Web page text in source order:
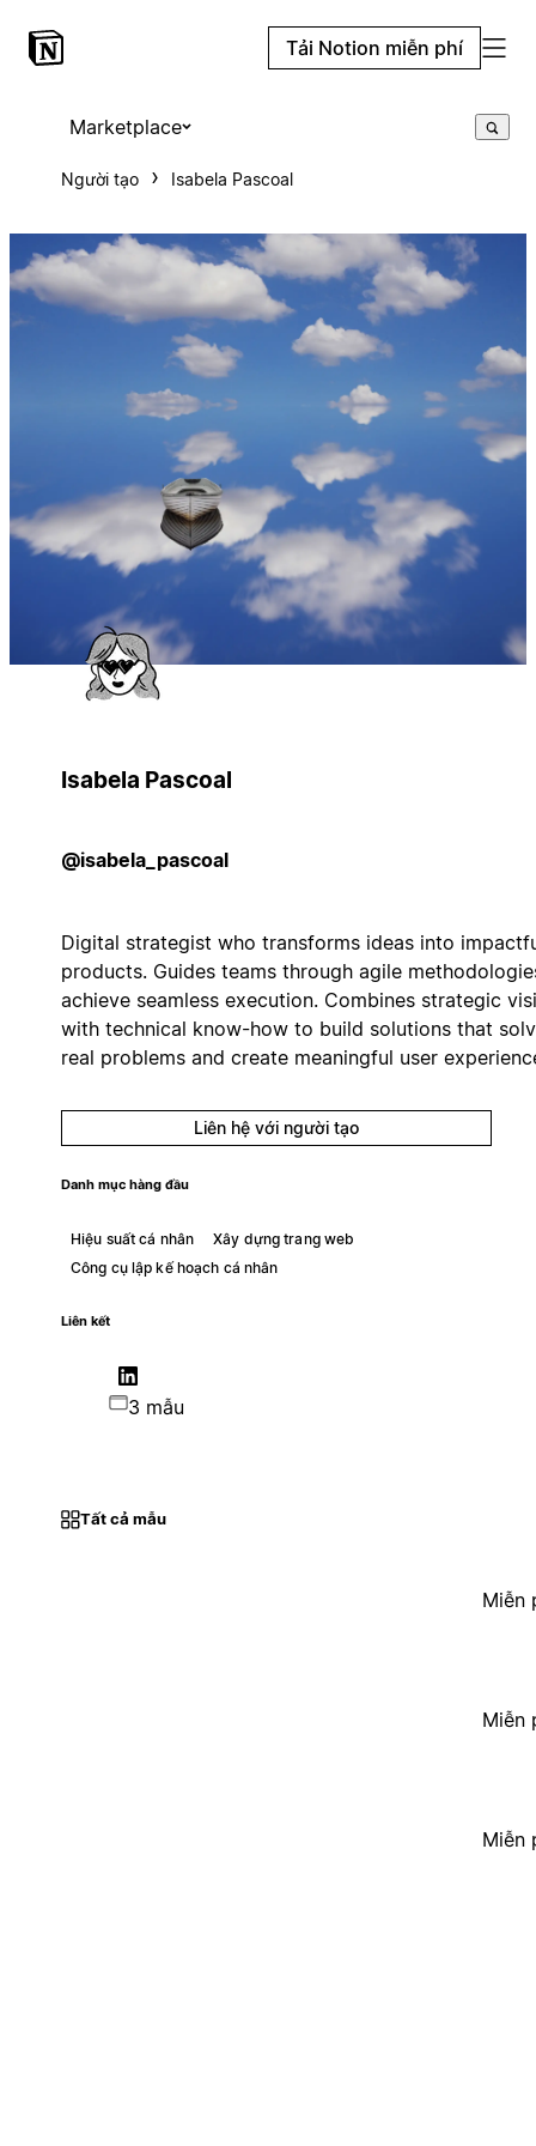
Tải Notion miễn phí
Marketplace
Người tạo Isabela Pascoal
Isabela Pascoal
@isabela_pascoal
Digital strategist who transforms ideas into
products. Guides teams through agile
achieve seamless execution. Combines strategic
with technical know-how to build solutions that
real problems and create meaningful user
Liên hệ với người tạo
Danh mục hàng đầu
Hiệu suất cá nhân
Xây dựng trang web
Công cụ lập kế hoạch cá nhân
Liên kết
3 mẫu
Tất cả mẫu
Miễn
Miễn
Miễn